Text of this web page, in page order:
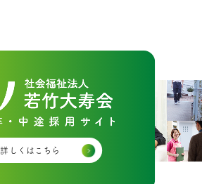
詳しくはこちら